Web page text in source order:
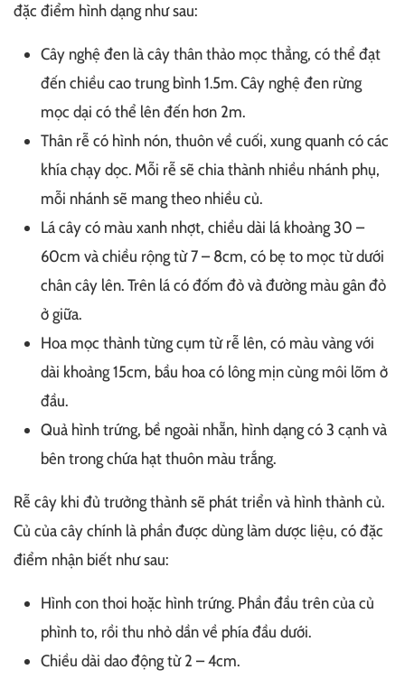
đặc điểm hình dạng như sau:
Cây nghệ đen là cây thân thảo mọc thẳng, có thể đạt
đến chiều cao trung bình 1.5m. Cây nghệ đen rừng
mọc dại có thể lên đến hơn 2m.
Thân rễ có hình nón, thuôn về cuối, xung quanh có các
khía chạy dọc. Mỗi rễ sẽ chia thành nhiều nhánh phụ,
mỗi nhánh sẽ mang theo nhiều củ.
Lá cây có màu xanh nhợt, chiều dài lá khoảng 30 –
60cm và chiều rộng từ 7 – 8cm, có bẹ to mọc từ dưới
chân cây lên. Trên lá có đốm đỏ và đường màu gân đỏ
ở giữa.
Hoa mọc thành từng cụm từ rễ lên, có màu vàng với
dài khoảng 15cm, bầu hoa có lông mịn cùng môi lõm ở
đầu.
Quả hình trứng, bề ngoài nhẵn, hình dạng có 3 cạnh và
bên trong chứa hạt thuôn màu trắng.
Rễ cây khi đủ trưởng thành sẽ phát triển và hình thành củ.
Củ của cây chính là phần được dùng làm dược liệu, có đặc
điểm nhận biết như sau:
Hình con thoi hoặc hình trứng. Phần đầu trên của củ
phình to, rồi thu nhỏ dần về phía đầu dưới.
Chiều dài dao động từ 2 – 4cm.